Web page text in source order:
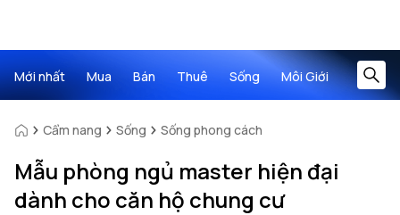
Mới nhất Mua Bán Thuê Sống Môi Giới
Cẩm nang Sống Sống phong cách
Mẫu phòng ngủ master hiện đại
dành cho căn hộ chung cư